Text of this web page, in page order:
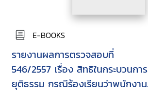
E-BOOKS
รายงานผลการตรวจสอบที่
546/2557 เรื่อง สิทธิในกระบวนการ
ยุติธรรม กรณีร้องเรียนว่าพนักงาน